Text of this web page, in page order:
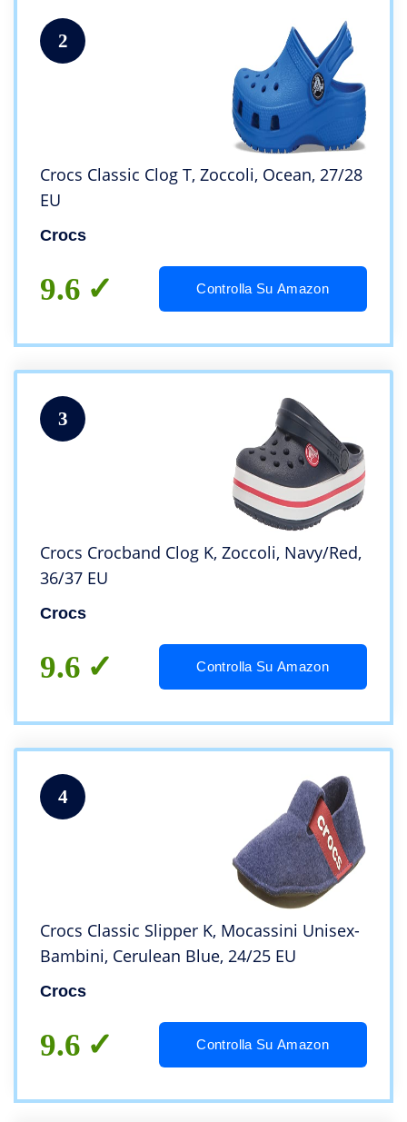
2
Crocs Classic Clog T, Zoccoli, Ocean, 27/28
EU
Crocs
9.6 Controlla Su Amazon
3
Crocs Crocband Clog K, Zoccoli, Navy/Red,
36/37 EU
Crocs
9.6 Controlla Su Amazon
4
Crocs Classic Slipper K, Mocassini Unisex-
Bambini, Cerulean Blue, 24/25 EU
Crocs
9.6 Controlla Su Amazon